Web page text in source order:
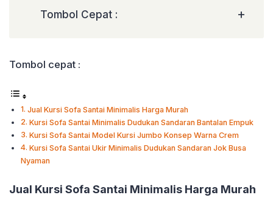
Tombol Cepat : +
Tombol cepat :
Jual Kursi Sofa Santai Minimalis Harga Murah
Kursi Sofa Santai Minimalis Dudukan Sandaran Bantalan Empuk
Kursi Sofa Santai Model Kursi Jumbo Konsep Warna Crem
Kursi Sofa Santai Ukir Minimalis Dudukan Sandaran Jok Busa
Nyaman
Jual Kursi Sofa Santai Minimalis Harga Murah